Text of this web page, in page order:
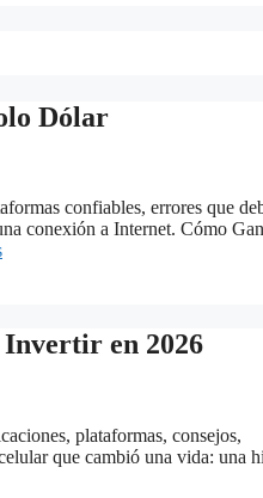
Dólar
confiables, errores que
conexión a Internet. Cómo
Invertir en 2026
plataformas, consejos,
que cambió una vida: una